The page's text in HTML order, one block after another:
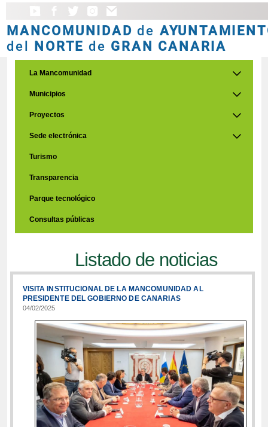
MANCOMUNIDAD de
del NORTE de GRAN CANARIA
La Mancomunidad
Municipios
Proyectos
Sede electrónica
Turismo
Transparencia
Parque tecnológico
Consultas públicas
Listado de noticias
VISITA INSTITUCIONAL DE LA MANCOMUNIDAD AL
PRESIDENTE DEL GOBIERNO DE CANARIAS
04/02/2025